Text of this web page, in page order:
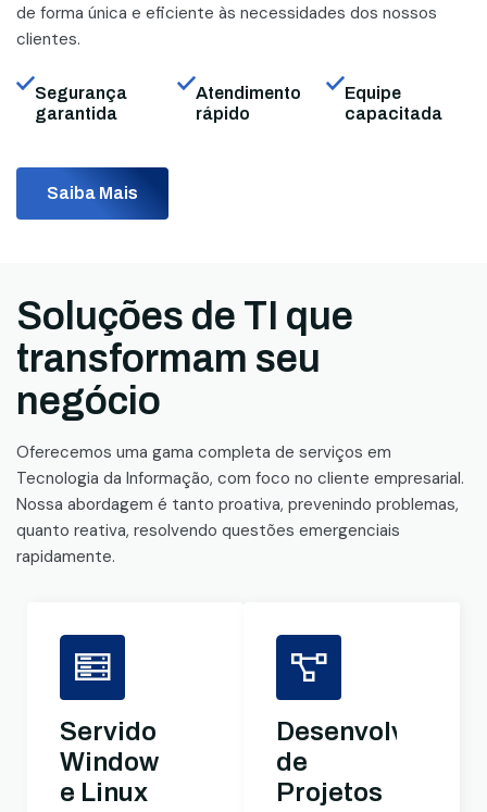
de forma única e eficiente às necessidades dos nossos
clientes.
Segurança
garantida
Atendimento
rápido
Equipe
capacitada
Saiba Mais
Soluções de TI que
transformam seu
negócio
Oferecemos uma gama completa de serviços em
Tecnologia da Informação, com foco no cliente empresarial.
Nossa abordagem é tanto proativa, prevenindo problemas,
quanto reativa, resolvendo questões emergenciais
rapidamente.
Servidores
Windows
e Linux
de
Projetos